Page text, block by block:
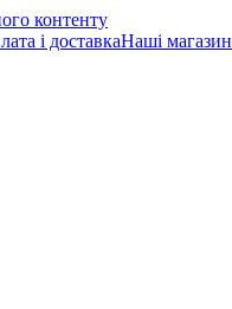
контенту
і доставкаНаші